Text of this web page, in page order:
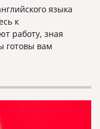
языка
к
работу, зная
готовы вам